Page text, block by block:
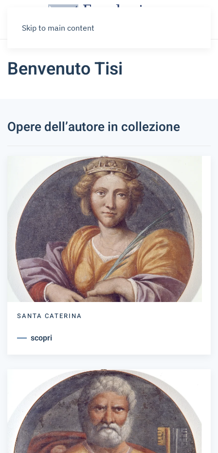
Skip to main content
Benvenuto Tisi
Opere dell’autore in collezione
SANTA CATERINA
scopri